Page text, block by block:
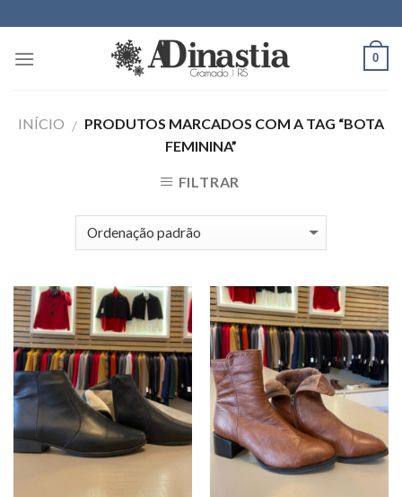
to
content
0
INÍCIO / PRODUTOS MARCADOS COM A TAG “BOTA
FEMININA”
FILTRAR